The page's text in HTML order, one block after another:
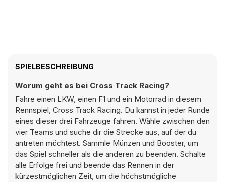
SPIELBESCHREIBUNG
Worum geht es bei Cross Track Racing?
Fahre einen LKW, einen F1 und ein Motorrad in diesem
Rennspiel, Cross Track Racing. Du kannst in jeder Runde
eines dieser drei Fahrzeuge fahren. Wähle zwischen den
vier Teams und suche dir die Strecke aus, auf der du
antreten möchtest. Sammle Münzen und Booster, um
das Spiel schneller als die anderen zu beenden. Schalte
alle Erfolge frei und beende das Rennen in der
kürzestmöglichen Zeit, um die höchstmögliche